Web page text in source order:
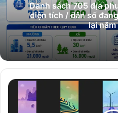
Danh sách 705 địa
diện tích / dân số
lại
Tải